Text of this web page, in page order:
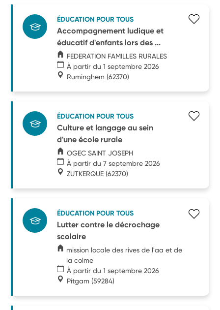
ÉDUCATION POUR TOUS
Accompagnement ludique et
éducatif d'enfants lors des ...
FEDERATION FAMILLES RURALES
À partir du 1 septembre 2026
Ruminghem (62370)
ÉDUCATION POUR TOUS
Culture et langage au sein
d'une école rurale
OGEC SAINT JOSEPH
À partir du 7 septembre 2026
ZUTKERQUE (62370)
ÉDUCATION POUR TOUS
Lutter contre le décrochage
scolaire
mission locale des rives de l'aa et de
la colme
À partir du 1 septembre 2026
Pitgam (59284)